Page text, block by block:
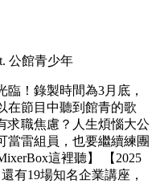
公館青少年
！錄製時間為3月底，
在節目中聽到館青的歌
求職焦慮？人生煩惱大公
當雷組員，也要繼續練團
這裡聽】 【2025
有19場知名企業講座，